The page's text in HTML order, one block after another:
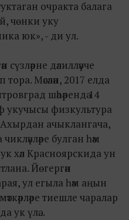
очракта балага
чөнки уку
юк», - ди ул.
дәлилләүче
Мәсәлән, 2017 елда
шәһәрендә 14
укучысы физкультура
Ахырдан ачыклангача,
булган һәм
хәл Красноярскида ун
Йөгергән
ул егыла һәм аңын
тиешле чаралар
ук үлә...